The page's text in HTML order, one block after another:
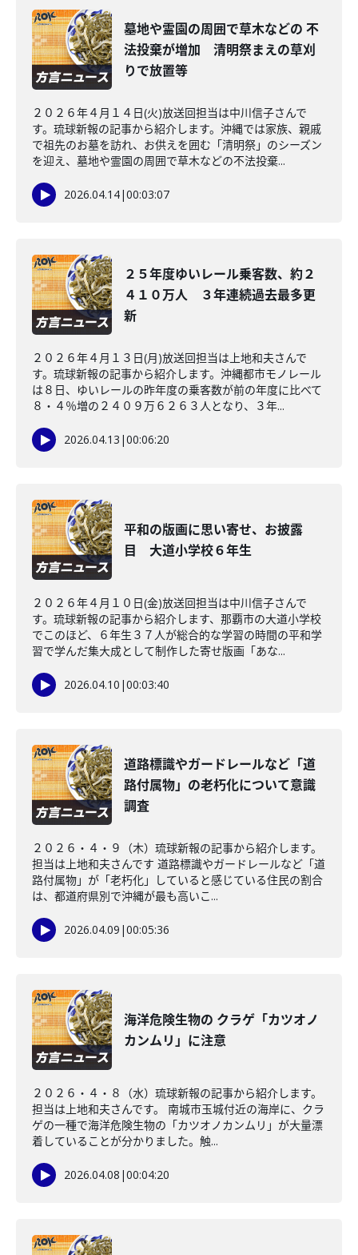
墓地や霊園の周囲で草木などの 不
法投棄が増加 清明祭まえの草刈
りで放置等
２０２６年４月１４日(火)放送回担当は中川信子さんで
す。琉球新報の記事から紹介します。沖縄では家族、親戚
で祖先のお墓を訪れ、お供えを囲む「清明祭」のシーズン
を迎え、墓地や霊園の周囲で草木などの不法投棄...
2026.04.14|00:03:07
２５年度ゆいレール乗客数、約２
４１０万人 ３年連続過去最多更
新
２０２６年４月１３日(月)放送回担当は上地和夫さんで
す。琉球新報の記事から紹介します。沖縄都市モノレール
は８日、ゆいレールの昨年度の乗客数が前の年度に比べて
８・４％増の２４０９万６２６３人となり、３年...
2026.04.13 |00:06:20
平和の版画に思い寄せ、お披露
目 大道小学校６年生
２０２６年４月１０日(金)放送回担当は中川信子さんで
す。琉球新報の記事から紹介します、那覇市の大道小学校
でこのほど、６年生３７人が総合的な学習の時間の平和学
習で学んだ集大成として制作した寄せ版画「あな...
2026.04.10 |00:03:40
道路標識やガードレールなど「道
路付属物」の老朽化について意識
調査
２０２６・４・９（木）琉球新報の記事から紹介します。
担当は上地和夫さんです 道路標識やガードレールなど「道
路付属物」が「老朽化」していると感じている住民の割合
は、都道府県別で沖縄が最も高いこ...
2026.04.09 |00:05:36
海洋危険生物の クラゲ「カツオノ
カンムリ」に注意
２０２６・４・８（水）琉球新報の記事から紹介します。
担当は上地和夫さんです。 南城市玉城付近の海岸に、クラ
ゲの一種で海洋危険生物の「カツオノカンムリ」が大量漂
着していることが分かりました。触...
2026.04.08 |00:04:20